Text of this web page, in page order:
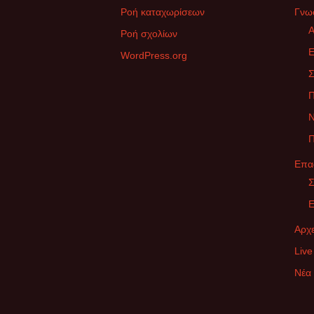
Ροή καταχωρίσεων
Ροή σχολίων
WordPress.org
Νέα